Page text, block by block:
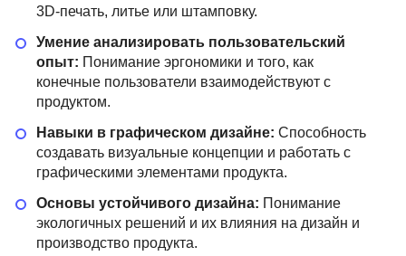
3D-печать, литье или штамповку.
Умение анализировать пользовательский
опыт: Понимание эргономики и того, как
конечные пользователи взаимодействуют с
продуктом.
Навыки в графическом дизайне: Способность
создавать визуальные концепции и работать с
графическими элементами продукта.
Основы устойчивого дизайна: Понимание
экологичных решений и их влияния на дизайн и
производство продукта.